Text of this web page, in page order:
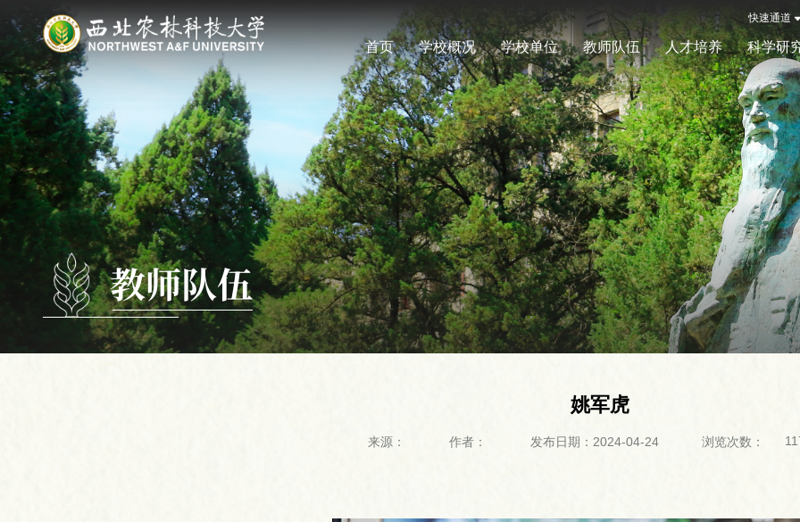
快速通道
首页 学校概况 学校单位 教师队伍 人才培养 科学研
教师队伍
姚军虎
来源： 作者： 发布日期：2024-04-24 浏览次数：